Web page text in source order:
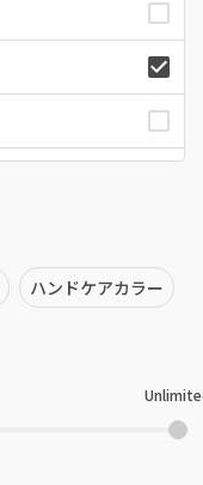
ハンドケアカラー